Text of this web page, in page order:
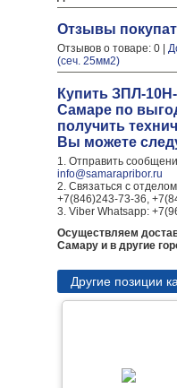
Отзывы
Отзывов о товаре: 0 |
(сеч. 25мм2)
Купить ЗПЛ-
Самаре по
получить
Вы можете
1. Отправить
info@samarapribor.ru
2. Связаться с
+7(846)243-73-36,
3. Viber Whatsapp:
Осуществляем
Самару и в другие
Другие позиции